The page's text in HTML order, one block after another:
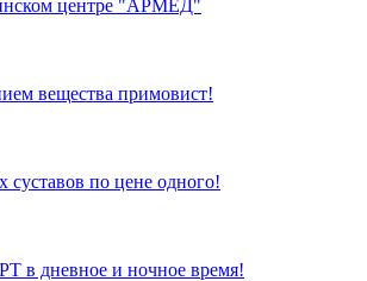
центре "АРМЕД"
вещества примовист!
по цене одного!
в дневное и ночное время!